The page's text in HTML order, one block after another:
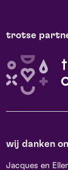
trotse
wij danken
Jacques en